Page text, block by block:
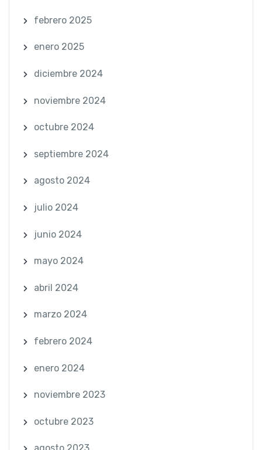
febrero 2025
enero 2025
diciembre 2024
noviembre 2024
octubre 2024
septiembre 2024
agosto 2024
julio 2024
junio 2024
mayo 2024
abril 2024
marzo 2024
febrero 2024
enero 2024
noviembre 2023
octubre 2023